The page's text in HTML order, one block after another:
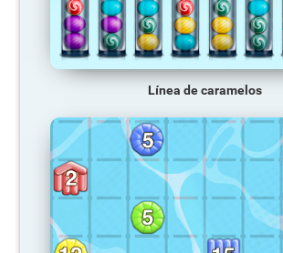
Línea de caramelos